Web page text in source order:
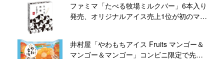
ファミマ「たべる牧場ミルクバー」6本入り
発売、オリジナルアイス売上1位が初のマル
井村屋「やわもちアイス Fruits マンゴー＆
マンゴー＆マンゴー」コンビニ限定で先行